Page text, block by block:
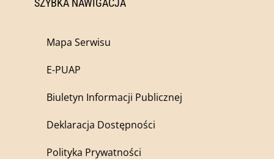
Mapa Serwisu
E-PUAP
Biuletyn Informacji Publicznej
Deklaracja Dostępności
Polityka Prywatności